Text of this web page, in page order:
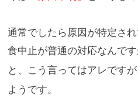
通常でしたら原因が特定さ
食中止が普通の対応なんで
と、こう言ってはアレですが
ようです。